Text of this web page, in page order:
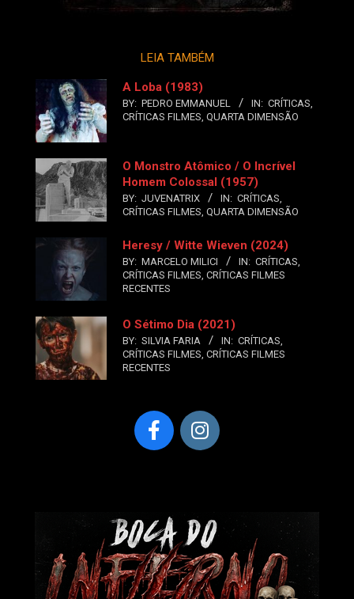
LEIA TAMBÉM
A Loba (1983)
BY: PEDRO EMMANUEL IN: CRÍTICAS
CRÍTICAS FILMES QUARTA DIMENSÃO
O Monstro Atômico / O Incrível
Homem Colossal (1957)
BY: JUVENATRIX IN: CRÍTICAS
CRÍTICAS FILMES QUARTA DIMENSÃO
Heresy / Witte Wieven (2024)
BY: MARCELO MILICI IN: CRÍTICAS
CRÍTICAS FILMES CRÍTICAS FILMES
RECENTES
O Sétimo Dia (2021)
BY: SILVIA FARIA IN: CRÍTICAS
CRÍTICAS FILMES CRÍTICAS FILMES
RECENTES